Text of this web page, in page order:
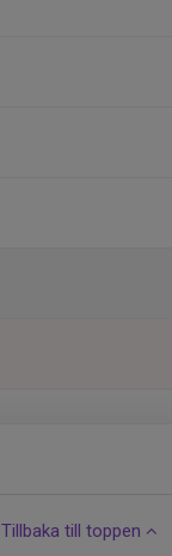
Tillbaka till toppen